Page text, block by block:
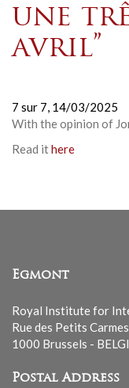
une
avril”
7 sur 7, 14/03/2025
With the opinion of
Read ithere
Egmont
Royal Institute for
Rue des Petits
1000 Brussels -
Postal Address